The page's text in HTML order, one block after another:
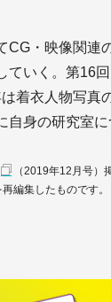
・映像関連
ていく。第16
着衣人物写真
自身の研究室に
（2019年12月号
編集したものです。